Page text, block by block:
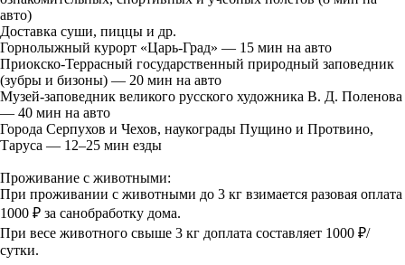
авто)
Доставка суши, пиццы и др.
Горнолыжный курорт «Царь-Град» — 15 мин на авто
Приокско-Террасный государственный природный заповедник
(зубры и бизоны) — 20 мин на авто
Музей-заповедник великого русского художника В. Д. Поленова
— 40 мин на авто
Города Серпухов и Чехов, наукограды Пущино и Протвино,
Таруса — 12–25 мин езды
Проживание с животными:
При проживании с животными до 3 кг взимается разовая оплата
1000 ₽ за санобработку дома.
При весе животного свыше 3 кг доплата составляет 1000 ₽/
сутки.